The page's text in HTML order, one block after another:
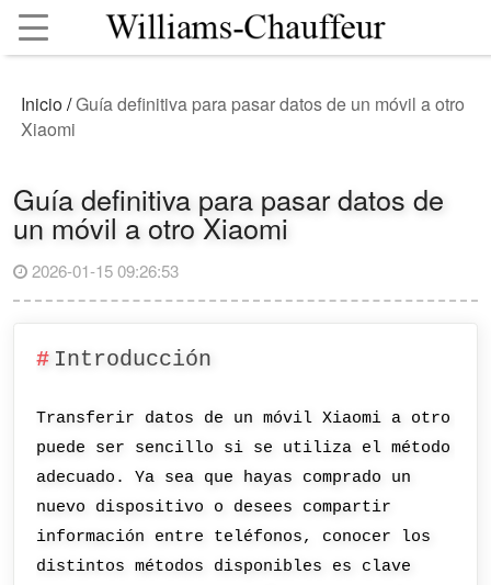
Inicio/Guía definitiva para pasar datos de un móvil a otro
Xiaomi
Guía definitiva para pasar datos de
un móvil a otro Xiaomi
2026-01-15 09:26:53
Introducción
Transferir datos de un móvil Xiaomi a otro
puede ser sencillo si se utiliza el método
adecuado. Ya sea que hayas comprado un
nuevo dispositivo o desees compartir
información entre teléfonos, conocer los
distintos métodos disponibles es clave